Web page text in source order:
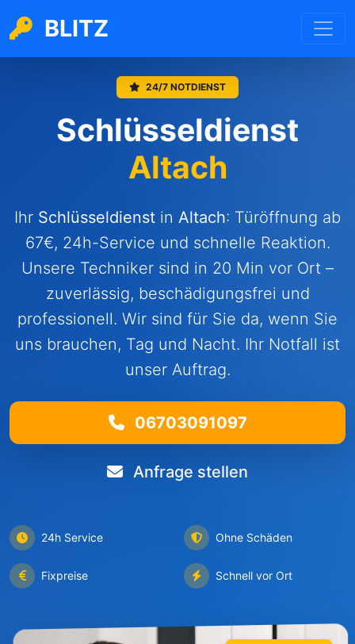
BLITZ
24/7 NOTDIENST
Schlüsseldienst
Altach
Ihr Schlüsseldienst in Altach: Türöffnung ab
67€, 24h-Service und schnelle Reaktion.
Unsere Techniker sind in 20 Min vor Ort –
zuverlässig, beschädigungsfrei und
professionell. Wir sind für Sie da, wenn Sie
uns brauchen, Tag und Nacht. Ihr Notfall ist
unser Auftrag.
06703091097
Anfrage stellen
24h Service Ohne Schäden
Fixpreise Schnell vor Ort